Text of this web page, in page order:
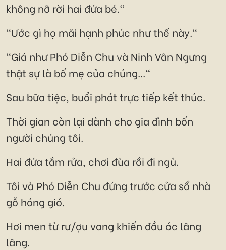
không nỡ rời hai đứa bé."
"Ước gì họ mãi hạnh phúc như thế này."
"Giá như Phó Diễn Chu và Ninh Vãn Ngưng
thật sự là bố mẹ của chúng..."
Sau bữa tiệc, buổi phát trực tiếp kết thúc.
Thời gian còn lại dành cho gia đình bốn
người chúng tôi.
Hai đứa tắm rửa, chơi đùa rồi đi ngủ.
Tôi và Phó Diễn Chu đứng trước cửa sổ nhà
gỗ hóng gió.
Hơi men từ rư/ợu vang khiến đầu óc lâng
lâng.